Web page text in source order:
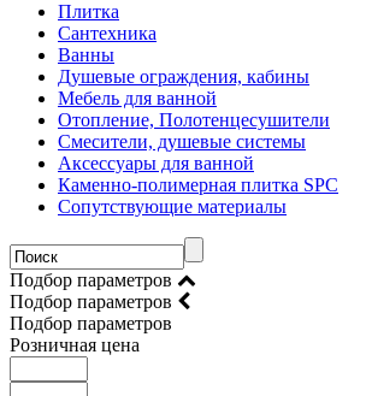
Плитка
Сантехника
Ванны
Душевые ограждения, кабины
Мебель для ванной
Отопление, Полотенцесушители
Смесители, душевые системы
Аксессуары для ванной
Каменно-полимерная плитка SPC
Сопутствующие материалы
Подбор параметров
Подбор параметров
Подбор параметров
Розничная цена